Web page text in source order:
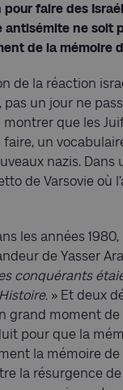
faire des
ne soit
de la mémoire
de la réaction
un jour ne
que les
faire, un
nazis.
de Varsovie où
les années
de Yasser
conquérants
» Et deux
grand moment
pour que la
la mémoire
la résurgence de